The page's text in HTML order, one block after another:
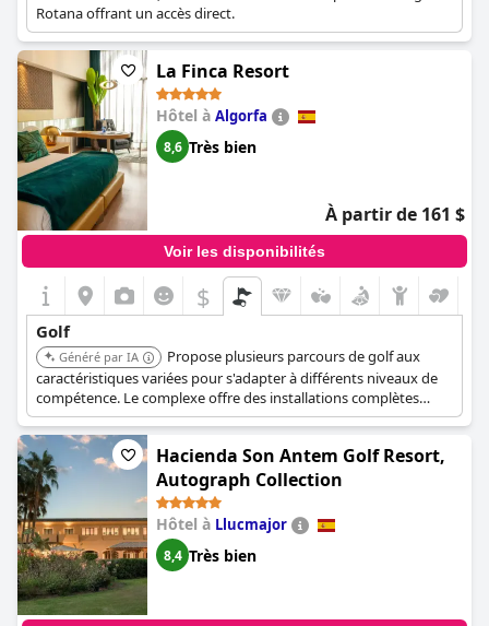
Rotana offrant un accès direct.
La Finca Resort
Hôtel à Algorfa
8,6 Très bien
À partir de 161 $
Voir les disponibilités
$
Golf
Généré par IA
Propose plusieurs parcours de golf aux
caractéristiques variées pour s'adapter à différents niveaux de
compétence. Le complexe offre des installations complètes
comprenant un spa, des restaurants et d'autres activités de
loisirs.
Hacienda Son Antem Golf Resort,
Autograph Collection
Hôtel à Llucmajor
8,4 Très bien